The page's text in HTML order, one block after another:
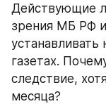
Действующие
зрения МБ РФ
газетах.
следствие,
месяца?